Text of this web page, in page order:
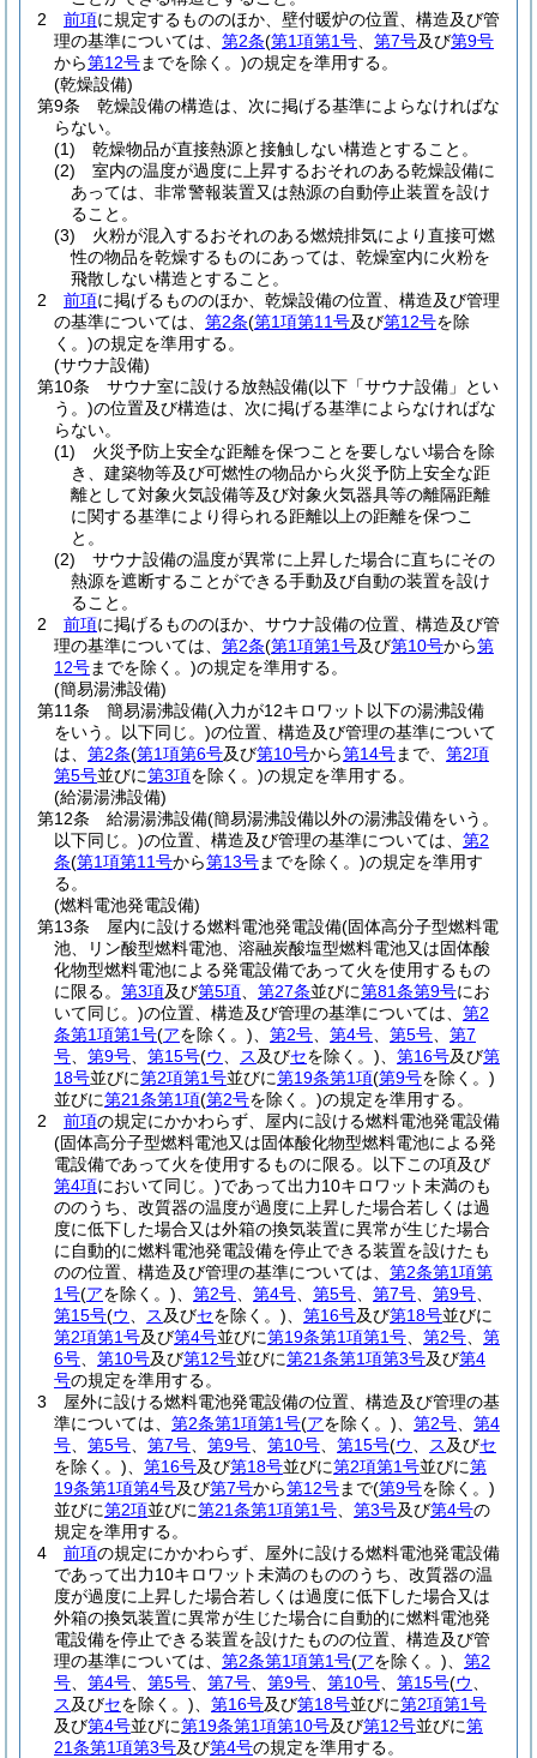
2
前項に規定するもののほか、壁付暖炉の位置、構造及び管
理の基準については、 第2条(第1項第1号 第7号及び第9号
から第12号までを除く。)の規定を準用する。
(乾燥設備)
第9条
乾燥設備の構造は、次に掲げる基準によらなければな
らない。
(1)
乾燥物品が直接熱源と接触しない構造とすること。
(2)
室内の温度が過度に上昇するおそれのある乾燥設備に
あっては、非常警報装置又は熱源の自動停止装置を設け
ること。
(3)
火粉が混入するおそれのある燃焼排気により直接可燃
性の物品を乾燥するものにあっては、乾燥室内に火粉を
飛散しない構造とすること。
2
前項に掲げるもののほか、乾燥設備の位置、構造及び管理
の基準については、 第2条(第1項第11号及び第12号を除
く。)の規定を準用する。
(サウナ設備)
第10条
サウナ室に設ける放熱設備(以下「サウナ設備」とい
う。)の位置及び構造は、次に掲げる基準によらなければな
らない。
(1)
火災予防上安全な距離を保つことを要しない場合を除
き、建築物等及び可燃性の物品から火災予防上安全な距
離として対象火気設備等及び対象火気器具等の離隔距離
に関する基準により得られる距離以上の距離を保つこ
と。
(2)
サウナ設備の温度が異常に上昇した場合に直ちにその
熱源を遮断することができる手動及び自動の装置を設け
ること。
2
前項に掲げるもののほか、サウナ設備の位置、構造及び管
理の基準については、 第2条(第1項第1号及び第10号から第
12号までを除く。)の規定を準用する。
(簡易湯沸設備)
第11条
簡易湯沸設備(入力が12キロワット以下の湯沸設備
をいう。以下同じ。)の位置、構造及び管理の基準について
は、 第2条(第1項第6号及び第10号から第14号まで、 第2項
第5号並びに第3項を除く。)の規定を準用する。
(給湯湯沸設備)
第12条
給湯湯沸設備(簡易湯沸設備以外の湯沸設備をいう。
以下同じ。)の位置、構造及び管理の基準については、 第2
条(第1項第11号から第13号までを除く。)の規定を準用す
る。
(燃料電池発電設備)
第13条
屋内に設ける燃料電池発電設備(固体高分子型燃料電
池、リン酸型燃料電池、溶融炭酸塩型燃料電池又は固体酸
化物型燃料電池による発電設備であって火を使用するもの
に限る。 第3項及び第5項 第27条並びに第81条第9号にお
いて同じ。)の位置、構造及び管理の基準については、 第2
条第1項第1号(アを除く。) 第2号 第4号 第5号
第7
号
第9号 第15号(ウ ス及びセを除く。) 第16号及び第
18号並びに第2項第1号並びに第19条第1項(第9号を除く。)
並びに第21条第1項(第2号を除く。)の規定を準用する。
2
前項の規定にかかわらず、屋内に設ける燃料電池発電設備
(固体高分子型燃料電池又は固体酸化物型燃料電池による発
電設備であって火を使用するものに限る。以下この項及び
第4項において同じ。)であって出力10キロワット未満のも
ののうち、改質器の温度が過度に上昇した場合若しくは過
度に低下した場合又は外箱の換気装置に異常が生じた場合
に自動的に燃料電池発電設備を停止できる装置を設けたも
のの位置、構造及び管理の基準については、 第2条第1項第
1号(アを除く。) 第2号 第4号 第5号 第7号 第9号
第15号(ウ ス及びセを除く。) 第16号及び第18号並びに
第2項第1号及び第4号並びに第19条第1項第1号 第2号
第
6号
第10号及び第12号並びに第21条第1項第3号及び第4
号の規定を準用する。
3
屋外に設ける燃料電池発電設備の位置、構造及び管理の基
準については、 第2条第1項第1号(アを除く。) 第2号
第4
号
第5号 第7号 第9号 第10号 第15号(ウ ス及びセ
を除く。)
第16号及び第18号並びに第2項第1号並びに第
19条第1項第4号及び第7号から第12号まで(第9号を除く。)
並びに第2項並びに第21条第1項第1号 第3号及び第4号の
規定を準用する。
4
前項の規定にかかわらず、屋外に設ける燃料電池発電設備
であって出力10キロワット未満のもののうち、改質器の温
度が過度に上昇した場合若しくは過度に低下した場合又は
外箱の換気装置に異常が生じた場合に自動的に燃料電池発
電設備を停止できる装置を設けたものの位置、構造及び管
理の基準については、 第2条第1項第1号(アを除く。)
第2
号
第4号 第5号 第7号 第9号 第10号 第15号(ウ
ス及びセを除く。) 第16号及び第18号並びに第2項第1号
及び第4号並びに第19条第1項第10号及び第12号並びに第
21条第1項第3号及び第4号の規定を準用する。